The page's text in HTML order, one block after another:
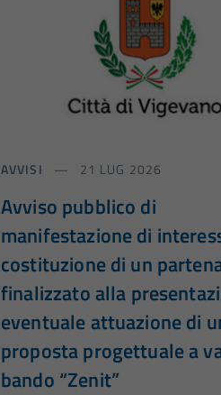
AVVISI 21 LUG 2026
Avviso pubblico di
manifestazione di
costituzione di un
finalizzato alla
eventuale attuazione di
proposta progettuale a
bando “Zenit”